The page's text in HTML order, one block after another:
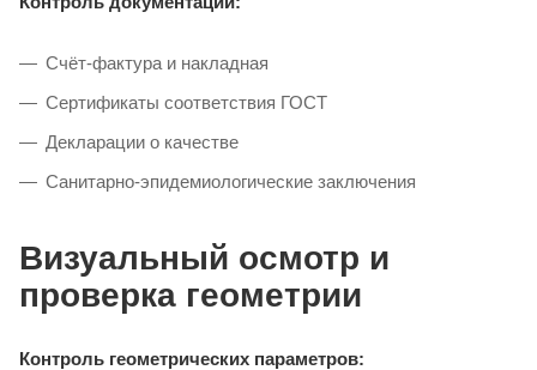
Счёт-фактура и накладная
Сертификаты соответствия ГОСТ
Декларации о качестве
Санитарно-эпидемиологические заключения
Визуальный осмотр и
проверка геометрии
Контроль геометрических параметров: